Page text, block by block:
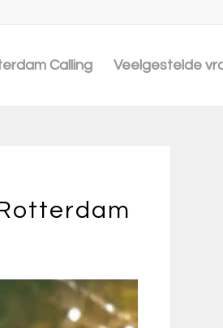
Calling Veelgestelde